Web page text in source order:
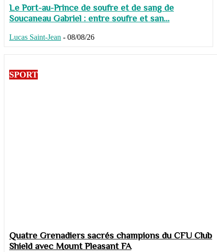
Le Port-au-Prince de soufre et de sang de
Soucaneau Gabriel : entre soufre et san...
Lucas Saint-Jean - 08/08/26
SPORT
Quatre Grenadiers sacrés champions du CFU Club
Shield avec Mount Pleasant FA